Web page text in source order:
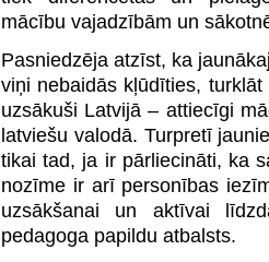
mācību vajadzībām un
Pasniedzēja atzīst, ka
viņi nebaidās kļūdīties,
uzsākuši Latvijā – attiecīgi
latviešu valodā. Turpretī
tikai tad, ja ir pārliecināti, ka
nozīme ir arī personības
uzsākšanai un aktīvai
pedagoga papildu atbalsts.